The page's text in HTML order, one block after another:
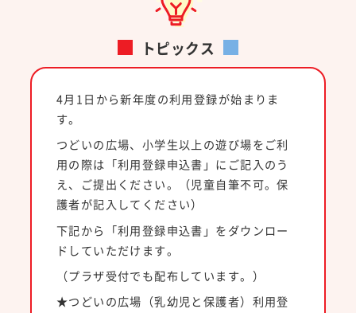
トピックス
4月1日から新年度の利用登録が始まりま
す。
つどいの広場、小学生以上の遊び場をご利
用の際は「利用登録申込書」にご記入のう
え、ご提出ください。（児童自筆不可。保
護者が記入してください）
下記から「利用登録申込書」を ダウンロー
ドしていただけます。
（プラザ受付でも配布しています。）
★つどいの広場（乳幼児と保護者）利用登